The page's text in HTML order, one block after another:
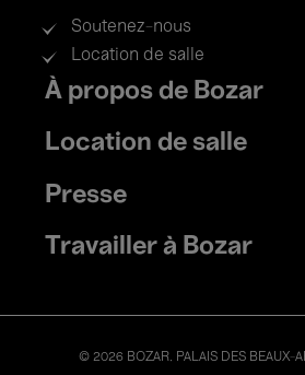
Soutenez-nous
Location de salle
Footer
menu
À propos de Bozar
Location de salle
Presse
Travailler à Bozar
© 2026 BOZAR. PALAIS DES BEAUX-